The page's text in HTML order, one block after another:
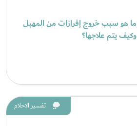
ما هو سبب خروج إفرازات من المهبل
وكيف يتم علاجها؟
تفسير الاحلام